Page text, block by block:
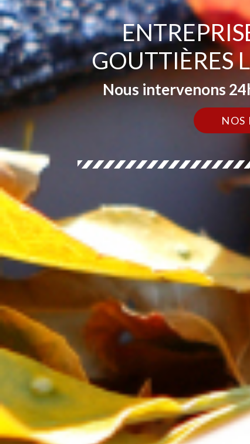
GOUTTIÈRES
Nous intervenons
NOS